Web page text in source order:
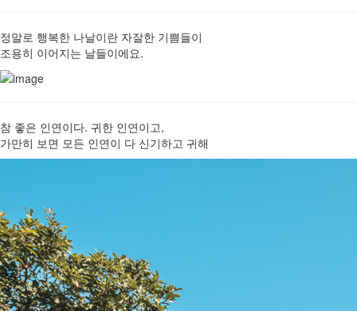
정말로 행복한 나날이란 자잘한 기쁨들이
조용히 이어지는 날들이에요.
참 좋은 인연이다. 귀한 인연이고,
가만히 보면 모든 인연이 다 신기하고 귀해